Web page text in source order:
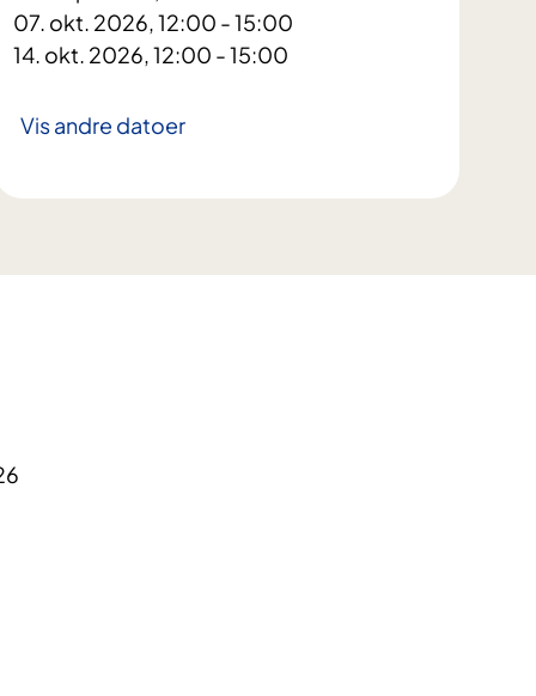
07. okt. 2026, 12:00 - 15:00
14. okt. 2026, 12:00 - 15:00
Vis andre datoer